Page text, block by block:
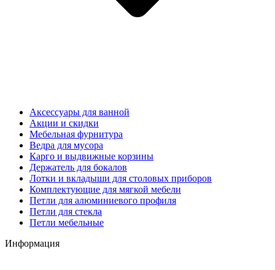
Аксессуары для ванной
Акции и скидки
Мебельная фурнитура
Ведра для мусора
Карго и выдвижные корзины
Держатель для бокалов
Лотки и вкладыши для столовых приборов
Комплектующие для мягкой мебели
Петли для алюминиевого профиля
Петли для стекла
Петли мебельные
Информация